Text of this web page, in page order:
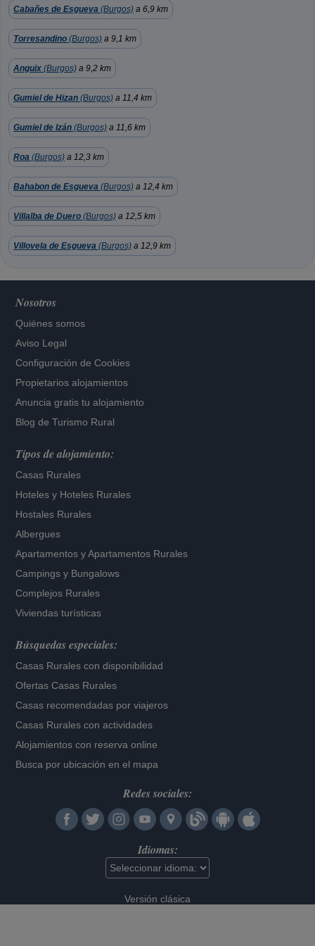
Cabañes de Esgueva (Burgos) a 6,9 km
Torresandino (Burgos) a 9,1 km
Anguix (Burgos) a 9,2 km
Gumiel de Hizan (Burgos) a 11,4 km
Gumiel de Izán (Burgos) a 11,6 km
Roa (Burgos) a 12,3 km
Bahabon de Esgueva (Burgos) a 12,4 km
Villalba de Duero (Burgos) a 12,5 km
Villovela de Esgueva (Burgos) a 12,9 km
Nosotros
Quiénes somos
Aviso Legal
Configuración de Cookies
Propietarios alojamientos
Anuncia gratis tu alojamiento
Blog de Turismo Rural
Tipos de alojamiento:
Casas Rurales
Hoteles y Hoteles Rurales
Hostales Rurales
Albergues
Apartamentos yApartamentos Rurales
Campings y Bungalows
Complejos Rurales
Viviendas turísticas
Búsquedas especiales:
Casas Rurales con disponibilidad
Ofertas Casas Rurales
Casas recomendadas por viajeros
Casas Rurales con actividades
Alojamientos con reserva online
Busca por ubicación en el mapa
Redes sociales:
Idiomas:
Versión clásica